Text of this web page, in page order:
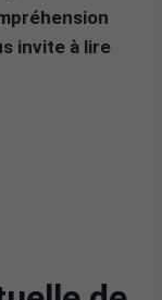
invite à lire